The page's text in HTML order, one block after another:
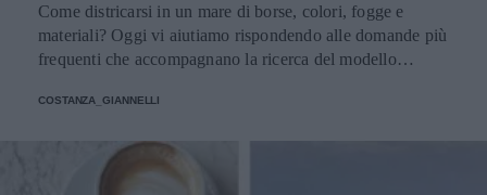
Come districarsi in un mare di borse, colori, fogge e
materiali? Oggi vi aiutiamo rispondendo alle domande più
frequenti che accompagnano la ricerca del modello
COSTANZA_GIANNELLI